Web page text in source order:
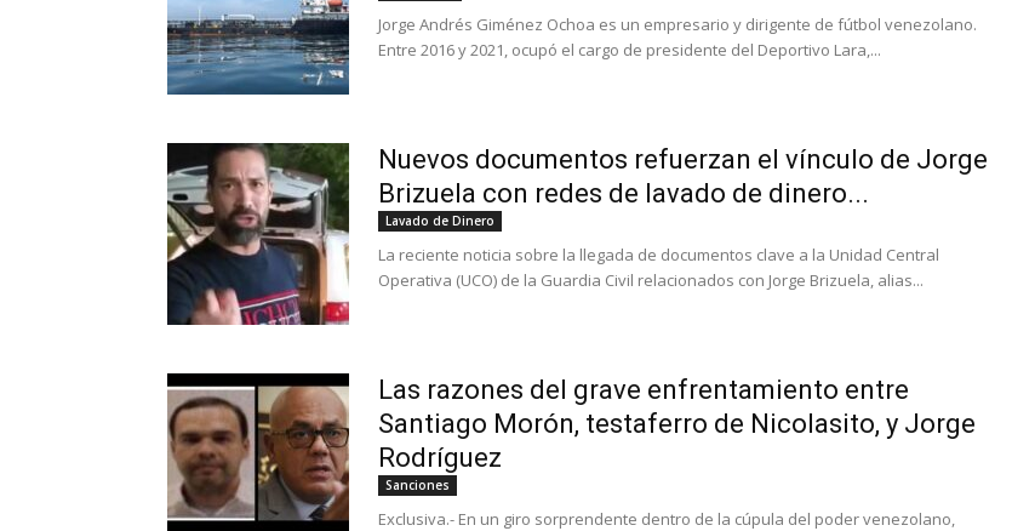
Jorge Andrés Giménez Ochoa es un empresario y dirigente de fútbol venezolano.
Entre 2016 y 2021, ocupó el cargo de presidente del Deportivo Lara,...
Nuevos documentos refuerzan el vínculo de Jorge
Brizuela con redes de lavado de dinero...
Lavado de Dinero
La reciente noticia sobre la llegada de documentos clave a la Unidad Central
Operativa (UCO) de la Guardia Civil relacionados con Jorge Brizuela, alias...
Las razones del grave enfrentamiento entre
Santiago Morón, testaferro de Nicolasito, y Jorge
Rodríguez
Sanciones
Exclusiva.- En un giro sorprendente dentro de la cúpula del poder venezolano,